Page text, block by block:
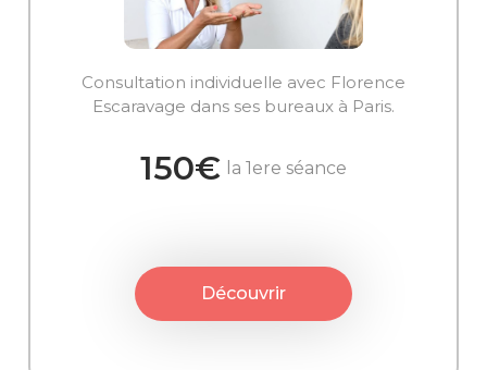
Consultation individuelle avec Florence
Escaravage dans ses bureaux à Paris.
150€ la 1ere séance
Découvrir